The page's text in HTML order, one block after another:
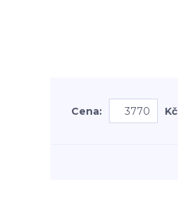
Cena: Kč